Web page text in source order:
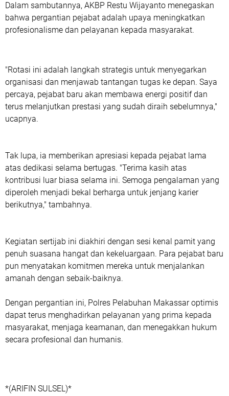
Dalam sambutannya, AKBP Restu Wijayanto menegaskan
bahwa pergantian pejabat adalah upaya meningkatkan
profesionalisme dan pelayanan kepada masyarakat.
"Rotasi ini adalah langkah strategis untuk menyegarkan
organisasi dan menjawab tantangan tugas ke depan. Saya
percaya, pejabat baru akan membawa energi positif dan
terus melanjutkan prestasi yang sudah diraih sebelumnya,"
ucapnya.
Tak lupa, ia memberikan apresiasi kepada pejabat lama
atas dedikasi selama bertugas. "Terima kasih atas
kontribusi luar biasa selama ini. Semoga pengalaman yang
diperoleh menjadi bekal berharga untuk jenjang karier
berikutnya," tambahnya.
Kegiatan sertijab ini diakhiri dengan sesi kenal pamit yang
penuh suasana hangat dan kekeluargaan. Para pejabat baru
pun menyatakan komitmen mereka untuk menjalankan
amanah dengan sebaik-baiknya.
Dengan pergantian ini, Polres Pelabuhan Makassar optimis
dapat terus menghadirkan pelayanan yang prima kepada
masyarakat, menjaga keamanan, dan menegakkan hukum
secara profesional dan humanis.
*(ARIFIN SULSEL)*